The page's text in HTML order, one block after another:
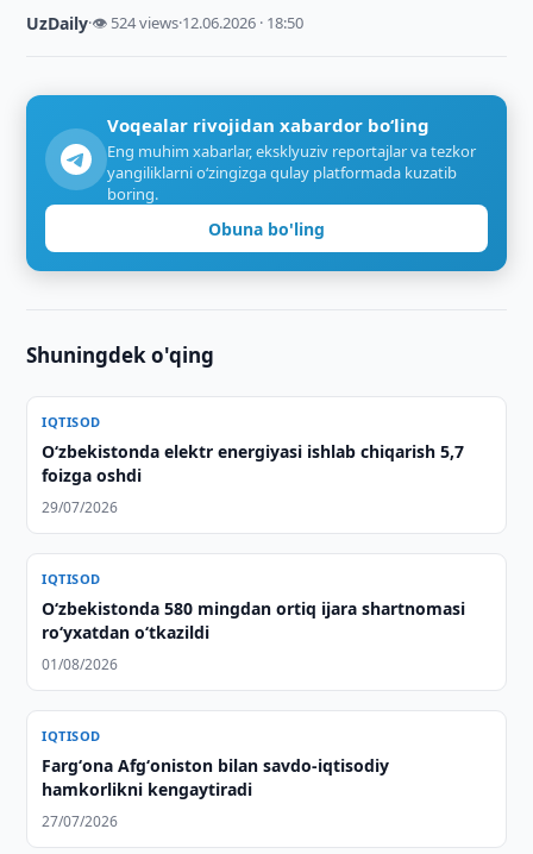
UzDaily·👁 524 views·12.06.2026 · 18:50
Voqealar rivojidan xabardor bo‘ling
Eng muhim xabarlar, eksklyuziv reportajlar va tezkor
yangiliklarni o‘zingizga qulay platformada kuzatib
boring.
Obuna bo'ling
Shuningdek o'qing
IQTISOD
O‘zbekistonda elektr energiyasi ishlab chiqarish 5,7
foizga oshdi
29/07/2026
IQTISOD
O‘zbekistonda 580 mingdan ortiq ijara shartnomasi
ro‘yxatdan o‘tkazildi
01/08/2026
IQTISOD
Fargʻona Afgʻoniston bilan savdo-iqtisodiy
hamkorlikni kengaytiradi
27/07/2026